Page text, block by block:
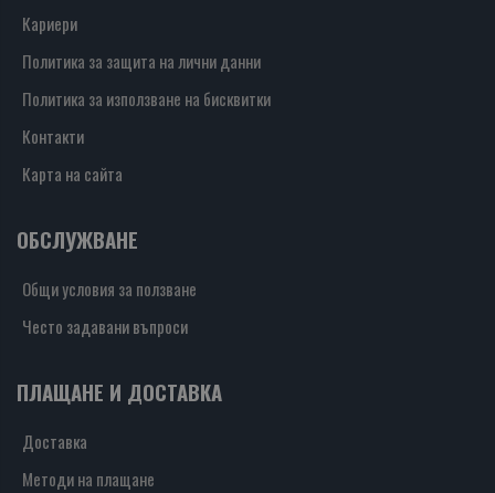
Кариери
Политика за защита на лични данни
Политика за използване на бисквитки
Контакти
Карта на сайта
ОБСЛУЖВАНЕ
Общи условия за ползване
Често задавани въпроси
ПЛАЩАНЕ И ДОСТАВКА
Доставка
Методи на плащане